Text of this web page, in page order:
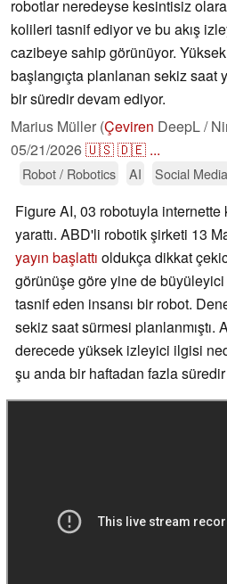
robotlar neredeyse kesintisiz
kolileri tasnif ediyor ve bu akış
cazibeye sahip görünüyor.
başlangıçta planlanan sekiz saat
bir süredir devam ediyor.
Marius Müller (Çeviren DeepL /
05/21/2026🇺🇸🇩🇪 ...
Robot / Robotics AI Social Media
Figure AI, 03 robotuyla
yarattı. ABD'li robotik şirketi 13
yayın başlattı oldukça dikkat
görünüşe göre yine de
tasnif eden insansı bir robot.
sekiz saat sürmesi planlanmıştı.
derecede yüksek izleyici ilgisi
şu anda bir haftadan fazla